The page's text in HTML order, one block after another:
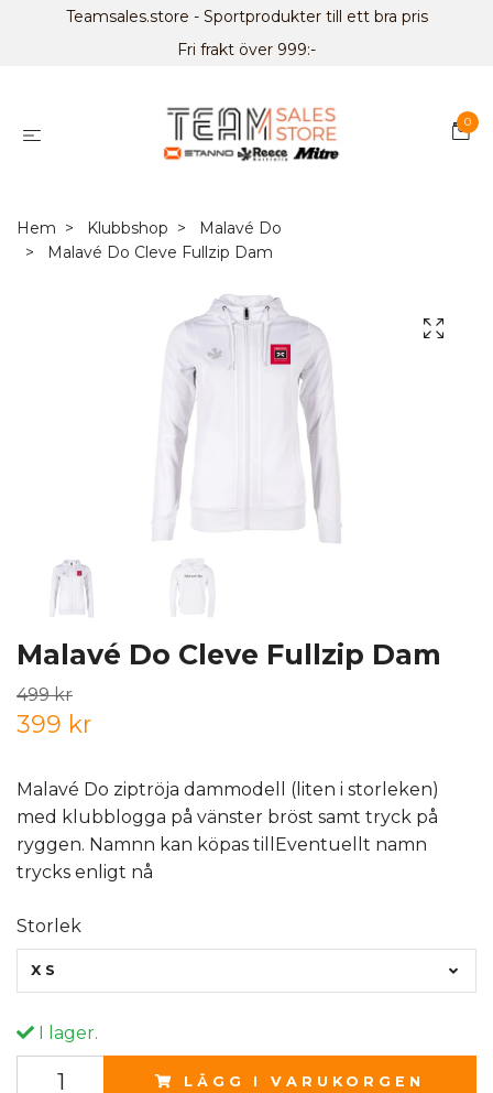
Teamsales.store - Sportprodukter till ett bra pris
Fri frakt över 999:-
0
Hem Klubbshop
Malavé Do
Malavé Do Cleve Fullzip Dam
Malavé Do Cleve Fullzip Dam
499 kr
399 kr
Malavé Do ziptröja dammodell (liten i storleken)
med klubblogga på vänster bröst samt tryck på
ryggen. Namnn kan köpas tillEventuellt namn
trycks enligt nå
Storlek
XS
I lager.
LÄGG I VARUKORGEN